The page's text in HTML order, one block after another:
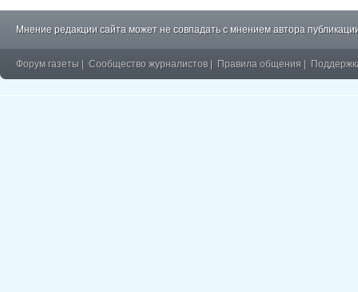
Мнение редакции сайта может не совпадать с мнением автора
Форум газеты Сообщество журналистов Правила общения
�